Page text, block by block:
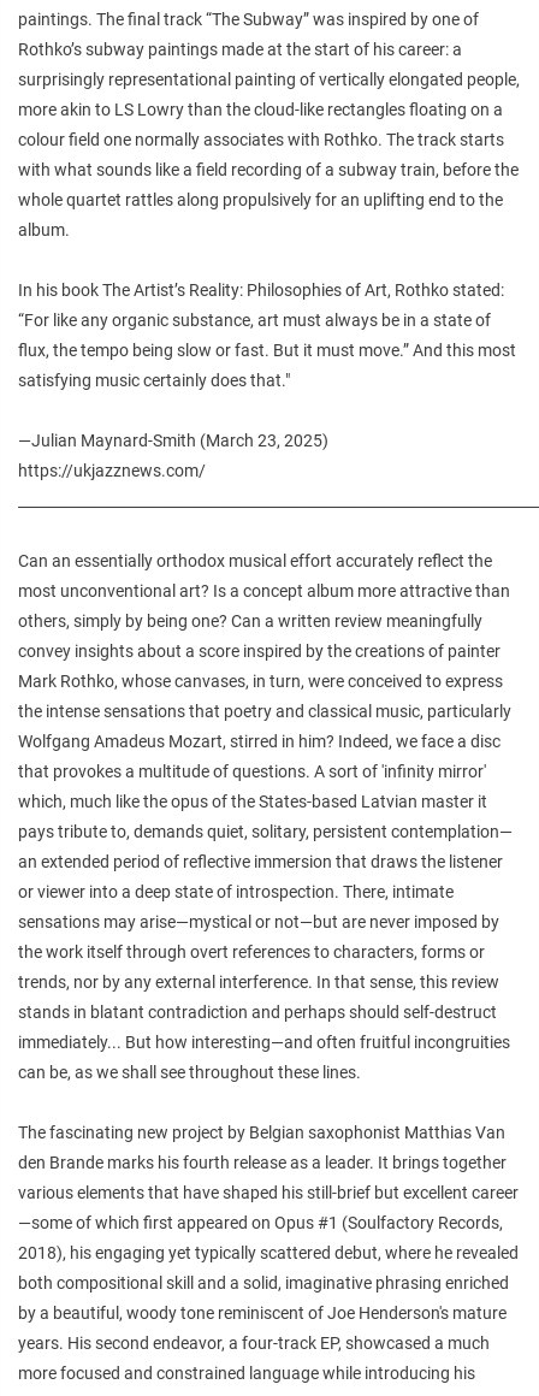
paintings. The final track “The Subway” was inspired by one of
Rothko’s subway paintings made at the start of his career: a
surprisingly representational painting of vertically elongated people,
more akin to LS Lowry than the cloud-like rectangles floating on a
colour field one normally associates with Rothko. The track starts
with what sounds like a field recording of a subway train, before the
whole quartet rattles along propulsively for an uplifting end to the
album.
In his book The Artist’s Reality: Philosophies of Art, Rothko stated:
“For like any organic substance, art must always be in a state of
flux, the tempo being slow or fast. But it must move.” And this most
satisfying music certainly does that."
—Julian Maynard-Smith (March 23, 2025)
https://ukjazznews.com/
Can an essentially orthodox musical effort accurately reflect the
most unconventional art? Is a concept album more attractive than
others, simply by being one? Can a written review meaningfully
convey insights about a score inspired by the creations of painter
Mark Rothko, whose canvases, in turn, were conceived to express
the intense sensations that poetry and classical music, particularly
Wolfgang Amadeus Mozart, stirred in him? Indeed, we face a disc
that provokes a multitude of questions. A sort of 'infinity mirror'
which, much like the opus of the States-based Latvian master it
pays tribute to, demands quiet, solitary, persistent contemplation—
an extended period of reflective immersion that draws the listener
or viewer into a deep state of introspection. There, intimate
sensations may arise—mystical or not—but are never imposed by
the work itself through overt references to characters, forms or
trends, nor by any external interference. In that sense, this review
stands in blatant contradiction and perhaps should self-destruct
immediately... But how interesting—and often fruitful incongruities
can be, as we shall see throughout these lines.
The fascinating new project by Belgian saxophonist Matthias Van
den Brande marks his fourth release as a leader. It brings together
various elements that have shaped his still-brief but excellent career
—some of which first appeared on Opus #1 (Soulfactory Records,
2018), his engaging yet typically scattered debut, where he revealed
both compositional skill and a solid, imaginative phrasing enriched
by a beautiful, woody tone reminiscent of Joe Henderson's mature
years. His second endeavor, a four-track EP, showcased a much
more focused and constrained language while introducing his